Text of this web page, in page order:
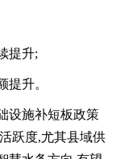
提升;
提升。
设施补短板政策
跃度,尤其县域供